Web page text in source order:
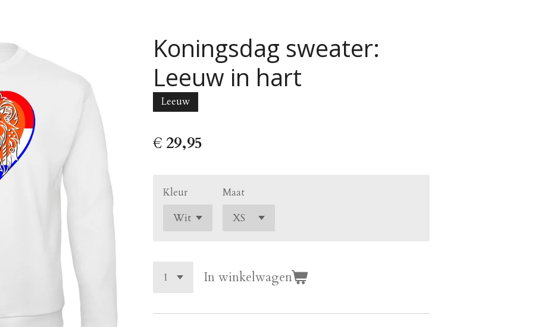
Koningsdag sweater:
Leeuw in hart
Leeuw
€ 29,95
Kleur Maat
In winkelwagen